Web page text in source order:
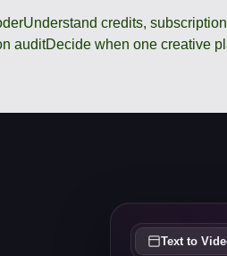
Understand credits,
auditDecide when one creative
Text to